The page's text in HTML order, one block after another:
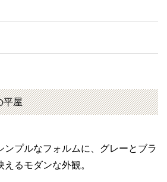
平屋
ンプルなフォルムに、グレーとブラ
るモダンな外観。